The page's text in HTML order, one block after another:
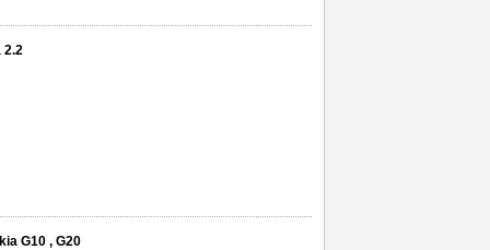
G10 , G20